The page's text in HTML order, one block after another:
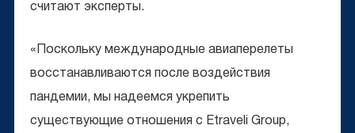
считают эксперты.
«Поскольку международные авиаперелеты
восстанавливаются после воздействия
пандемии, мы надеемся укрепить
существующие отношения с Etraveli Group,